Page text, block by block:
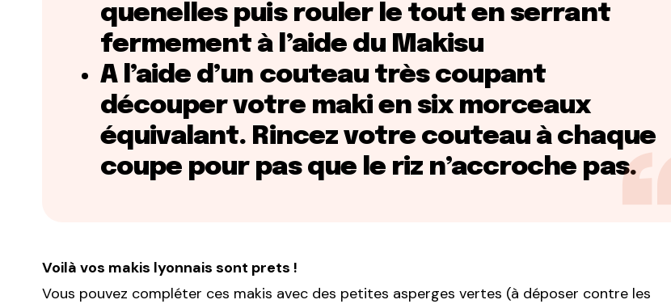
quenelles puis rouler le tout en serrant
fermement à l’aide du Makisu
A l’aide d’un couteau très coupant
découper votre maki en six morceaux
équivalant. Rincez votre couteau à chaque
coupe pour pas que le riz n’accroche pas.
Voilà vos makis lyonnais sont prets !
Vous pouvez compléter ces makis avec des petites asperges vertes (à déposer contre les